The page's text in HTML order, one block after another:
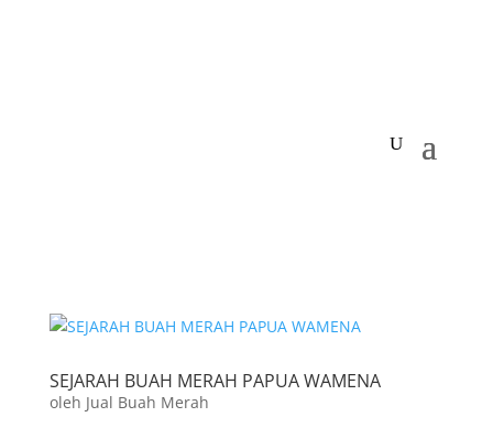
SEJARAH BUAH MERAH PAPUA WAMENA
oleh Jual Buah Merah